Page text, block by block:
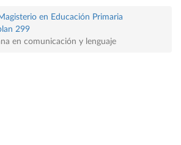
en Educación Primaria
299
en comunicación y lenguaje